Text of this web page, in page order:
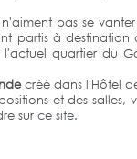
pas se
partis à
l'actuel quartier du
créé dans l'Hôtel
et des salles,
sur ce site.